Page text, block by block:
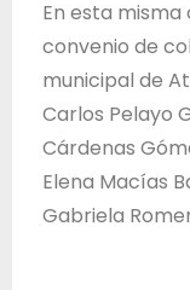
En esta
convenio de
municipal de
Carlos Pelayo
Cárdenas
Elena Macías
Gabriela